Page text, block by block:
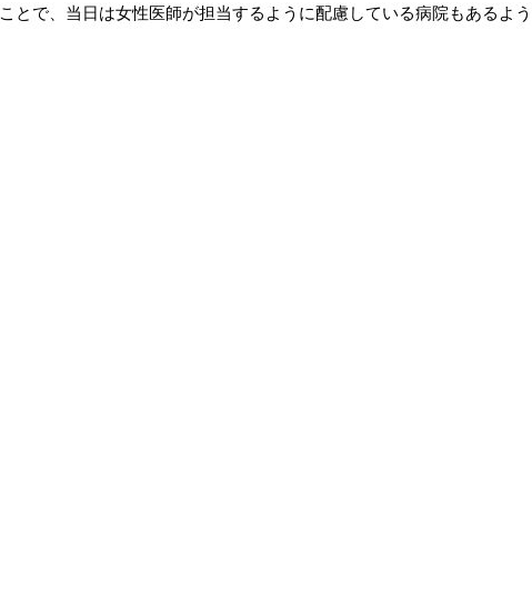
とで、当日は女性医師が担当するように配慮している病院もあるよう